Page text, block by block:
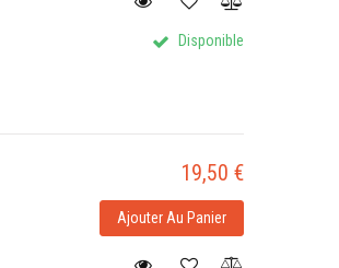
Disponible
19,50 €
Ajouter Au Panier